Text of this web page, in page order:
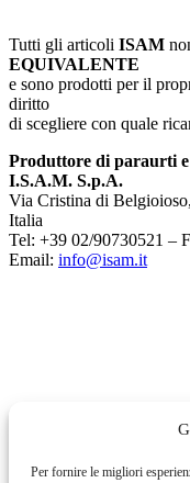
Per fornire le migliori
Tutti gli articoli ISAM
EQUIVALENTE
e sono prodotti per il
diritto
di scegliere con quale
Produttore di paraurti
I.S.A.M. S.p.A.
Via Cristina di
Italia
Tel: +39 02/90730521 –
Email: info@isam.it